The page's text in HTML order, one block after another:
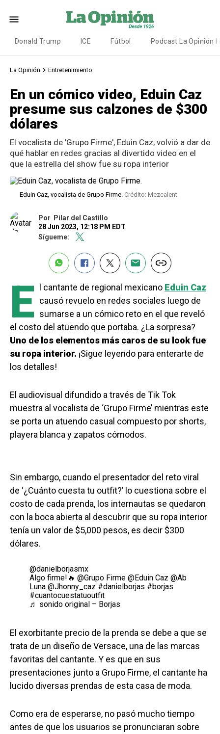
Donald Trump ICE Fútbol Podcast La Opinión
La Opinión Entretenimiento
En un cómico video, Eduin Caz
presume sus calzones de $300
dólares
El vocalista de 'Grupo Firme', Eduin Caz, volvió a dar de
qué hablar en redes gracias al divertido video en el
que la estrella del show fue su ropa interior
Eduin Caz, vocalista de Grupo Firme. Crédito: Mezcalent
Por
Pilar del Castillo
28 Jun 2023, 12:18 PM EDT
Sígueme:
E l cantante de regional mexicano Eduin Caz
causó revuelo en redes sociales luego de
sumarse a un cómico reto en el que reveló
el costo del atuendo que portaba. ¿La sorpresa?
Uno de los elementos más caros de su look fue
su ropa interior. ¡Sigue leyendo para enterarte de
los detalles!
El audiovisual difundido a través de Tik Tok
muestra al vocalista de ‘Grupo Firme’ mientras este
se porta un atuendo casual compuesto por shorts,
playera blanca y zapatos cómodos.
Sin embargo, cuando el presentador del reto viral
de ‘¿Cuánto cuesta tu outfit?’ lo cuestiona sobre el
costo de cada prenda, los internautas se quedaron
con la boca abierta al descubrir que su ropa interior
tenía un valor de $5,000 pesos, es decir $300
dólares.
@danielborjasmx
Algo firme!🔥 @Grupo Firme @Eduin Caz @Ab
Luna @Jhonny_caz #danielborjas #borjas
#cuantocuestatuoutfit
♬ sonido original – Borjas
El exorbitante precio de la prenda se debe a que se
trata de un diseño de Versace, una de las marcas
favoritas del cantante. Y es que en sus
presentaciones junto a Grupo Firme, el cantante ha
lucido diversas prendas de esta casa de moda.
Como era de esperarse, no pasó mucho tiempo
antes de que los usuarios se pronunciaran sobre